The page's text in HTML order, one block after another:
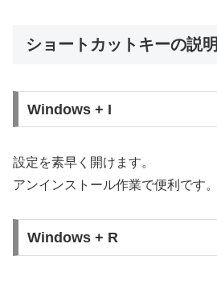
ショートカットキーの説明
Windows + I
設定を素早く開けます。
アンインストール作業で便利です。
Windows + R